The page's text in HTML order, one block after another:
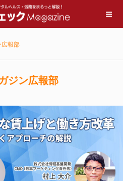
広報部
ジン広報部